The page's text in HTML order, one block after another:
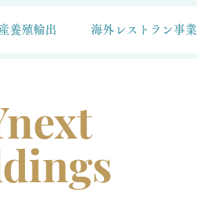
養殖輸出 海外レストラン事業